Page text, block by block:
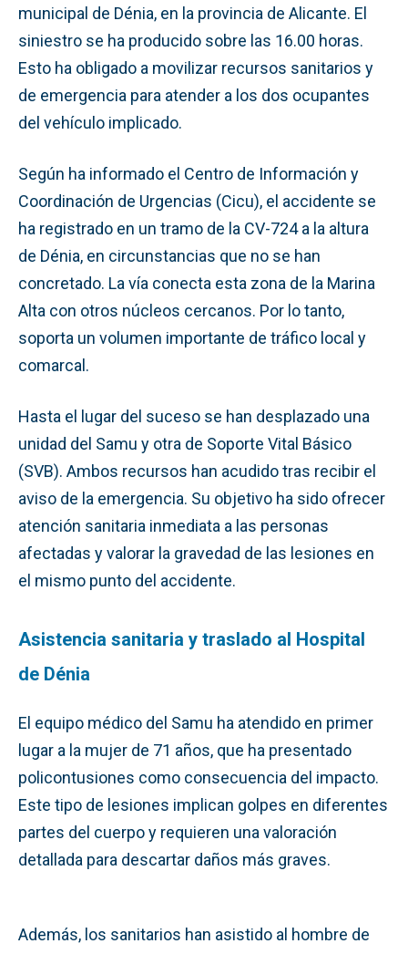
municipal de Dénia, en la provincia de Alicante. El
siniestro se ha producido sobre las 16.00 horas.
Esto ha obligado a movilizar recursos sanitarios y
de emergencia para atender a los dos ocupantes
del vehículo implicado.
Según ha informado el Centro de Información y
Coordinación de Urgencias (Cicu), el accidente se
ha registrado en un tramo de la CV-724 a la altura
de Dénia, en circunstancias que no se han
concretado. La vía conecta esta zona de la Marina
Alta con otros núcleos cercanos. Por lo tanto,
soporta un volumen importante de tráfico local y
comarcal.
Hasta el lugar del suceso se han desplazado una
unidad del Samu y otra de Soporte Vital Básico
(SVB). Ambos recursos han acudido tras recibir el
aviso de la emergencia. Su objetivo ha sido ofrecer
atención sanitaria inmediata a las personas
afectadas y valorar la gravedad de las lesiones en
el mismo punto del accidente.
Asistencia sanitaria y traslado al Hospital
de Dénia
El equipo médico del Samu ha atendido en primer
lugar a la mujer de 71 años, que ha presentado
policontusiones como consecuencia del impacto.
Este tipo de lesiones implican golpes en diferentes
partes del cuerpo y requieren una valoración
detallada para descartar daños más graves.
Además, los sanitarios han asistido al hombre de